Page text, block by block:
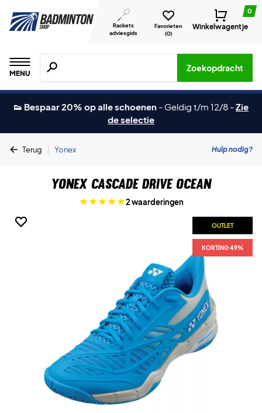
Rackets
adviesgids
Favorieten
(0)
0
Winkelwagentje
MENU
Zoeken naar producten, merken etc.
Zoekopdracht
👟 Bespaar 20% op alle schoenen - Geldig t/m 12/8 -Zie
de selectie
Terug | Yonex Hulp nodig?
Yonex Cascade Drive Ocean
2 waarderingen
OUTLET
KORTING 49%
OUTLET
KORTING 49%